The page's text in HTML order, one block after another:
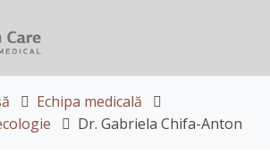
Echipa medicală
Dr. Gabriela Chifa-Anton